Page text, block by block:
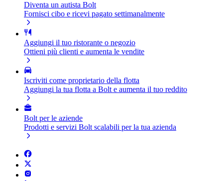
Diventa un autista Bolt
Fornisci cibo e ricevi pagato settimanalmente
Aggiungi il tuo ristorante o negozio
Ottieni più clienti e aumenta le vendite
Iscriviti come proprietario della flotta
Aggiungi la tua flotta a Bolt e aumenta il tuo reddito
Bolt per le aziende
Prodotti e servizi Bolt scalabili per la tua azienda